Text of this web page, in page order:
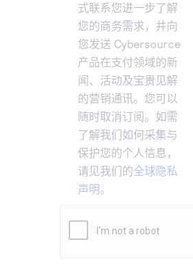
式联系您进一步了解
您的商务需求，并向
您发送 Cybersource
产品在支付领域的新
闻、活动及宝贵见解
的营销通讯。您可以
随时取消订阅。如需
了解我们如何采集与
保护您的个人信息，
请见我们的全球隐私
声明。